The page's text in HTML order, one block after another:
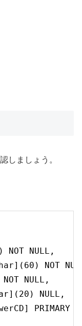
しましょう。
NOT NULL,
NOT
NOT NULL,
NULL,
PRIMARY